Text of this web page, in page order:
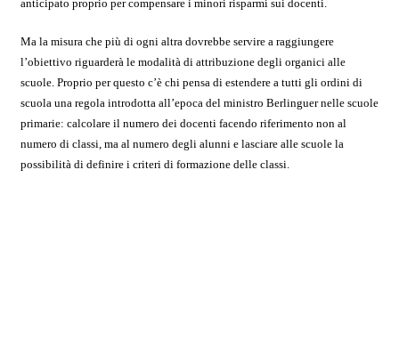
anticipato proprio per compensare i minori risparmi sui docenti.
Ma la misura che più di ogni altra dovrebbe servire a raggiungere
l’obiettivo riguarderà le modalità di attribuzione degli organici alle
scuole. Proprio per questo c’è chi pensa di estendere a tutti gli ordini di
scuola una regola introdotta all’epoca del ministro Berlinguer nelle scuole
primarie: calcolare il numero dei docenti facendo riferimento non al
numero di classi, ma al numero degli alunni e lasciare alle scuole la
possibilità di definire i criteri di formazione delle classi.